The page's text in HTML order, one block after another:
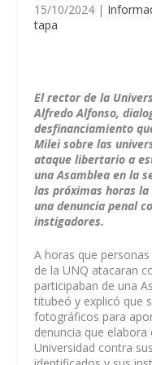
15/10/2024 |
tapa
El rector de la
Alfredo Alfonso,
desfinanciamiento
Milei sobre las
ataque libertario a
una Asamblea en la
las próximas horas
una denuncia penal
instigadores.
A horas que
de la UNQ atacaran
participaban de una
titubeó y explicó que
fotográficos para
denuncia que
Universidad contra